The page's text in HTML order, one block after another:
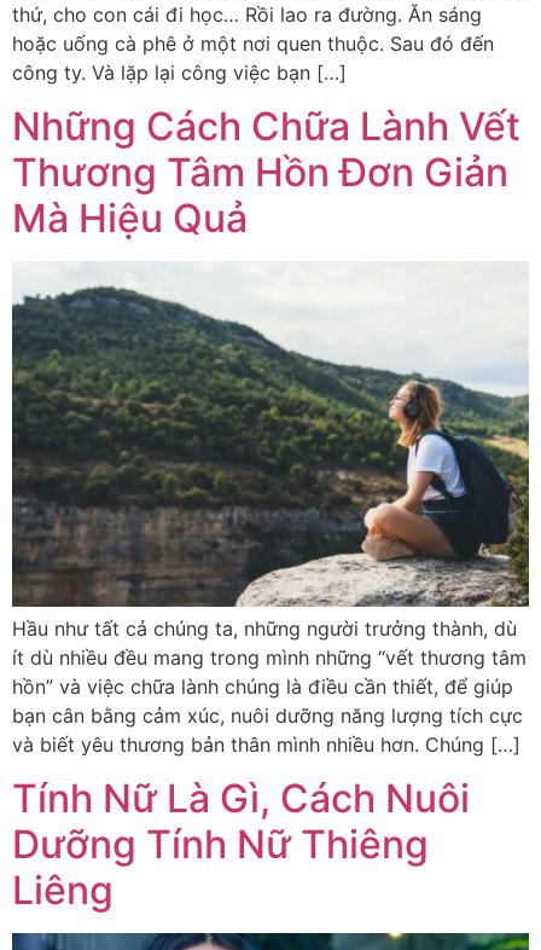
thứ, cho con cái đi học… Rồi lao ra đường. Ăn sáng
hoặc uống cà phê ở một nơi quen thuộc. Sau đó đến
công ty. Và lặp lại công việc bạn […]
Những Cách Chữa Lành Vết
Thương Tâm Hồn Đơn Giản
Mà Hiệu Quả
Hầu như tất cả chúng ta, những người trưởng thành, dù
ít dù nhiều đều mang trong mình những “vết thương tâm
hồn” và việc chữa lành chúng là điều cần thiết, để giúp
bạn cân bằng cảm xúc, nuôi dưỡng năng lượng tích cực
và biết yêu thương bản thân mình nhiều hơn. Chúng […]
Tính Nữ Là Gì, Cách Nuôi
Dưỡng Tính Nữ Thiêng
Liêng